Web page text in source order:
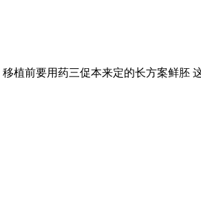
植前要用药三促本来定的长方案鲜胚